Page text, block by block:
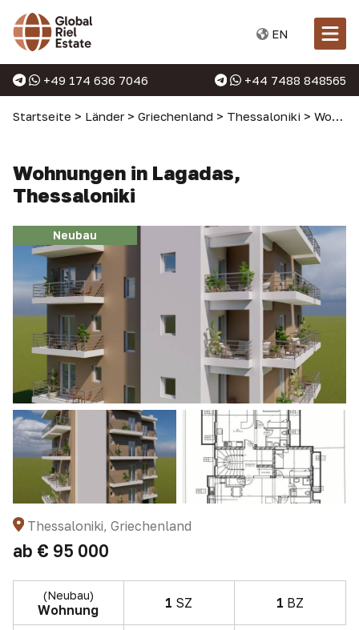
EN
+49 174 636 7046 +44 7488 848565
Startseite > Länder > Griechenland > Thessaloniki > Wohnungen in Thessaloniki
Wohnungen in Lagadas,
Thessaloniki
Neubau
Thessaloniki, Griechenland
ab € 95 000
(Neubau)
Wohnung 1 SZ 1 BZ